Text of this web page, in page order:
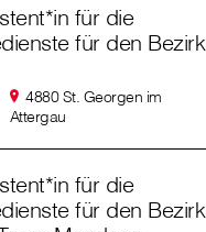
für die
für den Bezirk
4880 St. Georgen im
Attergau
für die
für den Bezirk